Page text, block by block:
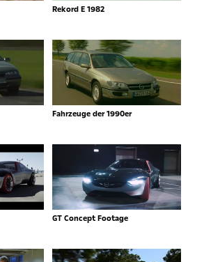
Rekord E 1982
Fahrzeuge der 1990er
GT Concept Footage